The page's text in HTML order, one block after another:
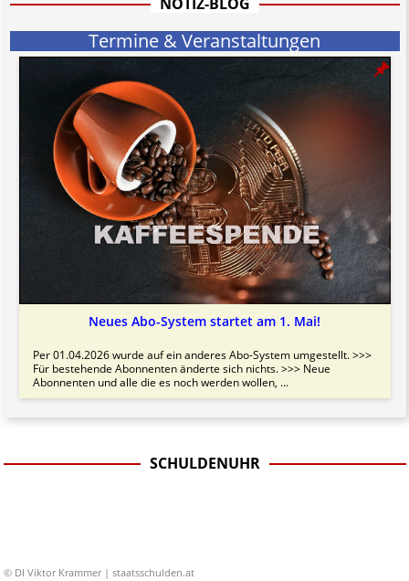
Termine & Veranstaltungen
Neues Abo-System startet am 1. Mai!
Per 01.04.2026 wurde auf ein anderes Abo-System umgestellt. >>>
Für bestehende Abonnenten änderte sich nichts. >>> Neue
Abonnenten und alle die es noch werden wollen, ...
SCHULDENUHR
© DI Viktor Krammer | staatsschulden.at